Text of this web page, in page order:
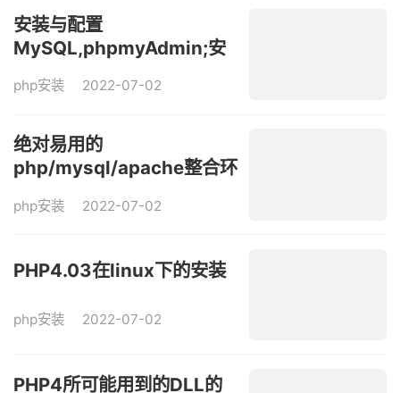
安装与配置
MySQL,phpmyAdmin;安
php安装 2022-07-02
绝对易用的
php/mysql/apache整合环
php安装 2022-07-02
PHP4.03在linux下的安装
php安装 2022-07-02
PHP4所可能用到的DLL的